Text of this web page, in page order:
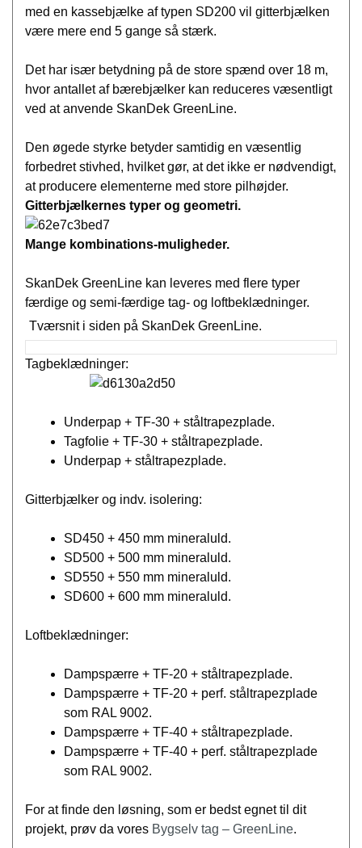
med en kassebjælke af typen SD200 vil gitterbjælken
være mere end 5 gange så stærk.
Det har især betydning på de store spænd over 18 m,
hvor antallet af bærebjælker kan reduceres væsentligt
ved at anvende SkanDek GreenLine.
Den øgede styrke betyder samtidig en væsentlig
forbedret stivhed, hvilket gør, at det ikke er nødvendigt,
at producere elementerne med store pilhøjder.
Gitterbjælkernes typer og geometri.
Mange kombinations-muligheder.
SkanDek GreenLine kan leveres med flere typer
færdige og semi-færdige tag- og loftbeklædninger.
Tværsnit i siden på SkanDek GreenLine.
Tagbeklædninger:
Underpap + TF-30 + ståltrapezplade.
Tagfolie + TF-30 + ståltrapezplade.
Underpap + ståltrapezplade.
Gitterbjælker og indv. isolering:
SD450 + 450 mm mineraluld.
SD500 + 500 mm mineraluld.
SD550 + 550 mm mineraluld.
SD600 + 600 mm mineraluld.
Loftbeklædninger:
Dampspærre + TF-20 + ståltrapezplade.
Dampspærre + TF-20 + perf. ståltrapezplade
som RAL 9002.
Dampspærre + TF-40 + ståltrapezplade.
Dampspærre + TF-40 + perf. ståltrapezplade
som RAL 9002.
For at finde den løsning, som er bedst egnet til dit
projekt, prøv da vores Bygselv tag – GreenLine.